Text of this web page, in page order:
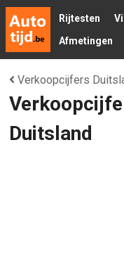
Rijtesten
Afmetingen
Verkoopcijfers
Duitsland